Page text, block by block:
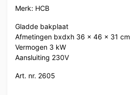
Merk: HCB
Gladde bakplaat
Afmetingen bxdxh 36 x 46 x 31 cm
Vermogen 3 kW
Aansluiting 230V
Art. nr. 2605